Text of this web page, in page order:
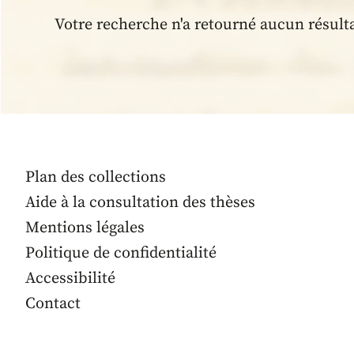
Votre recherche n'a retourné aucun
Plan des collections
Aide à la consultation des thèses
Mentions légales
Politique de confidentialité
Accessibilité
Contact